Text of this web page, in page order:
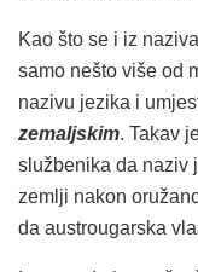
Kao što se i iz naziva
samo nešto više od
nazivu jezika i
zemaljskim. Takav
službenika da naziv
zemlji nakon
da austrougarska